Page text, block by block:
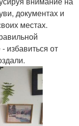
документах и
местах.
избавиться от